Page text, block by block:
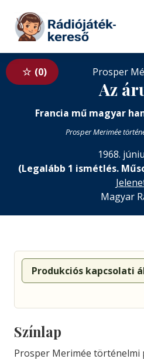
Tovább a tartalomhoz
0 Prosper
Az
Francia mű magyar
Prosper Merimée
1968.
(Legalább 1 ismétlés.
Magyar
Produkciós kapcsolati
Színlap
Prosper Merimée történelmi